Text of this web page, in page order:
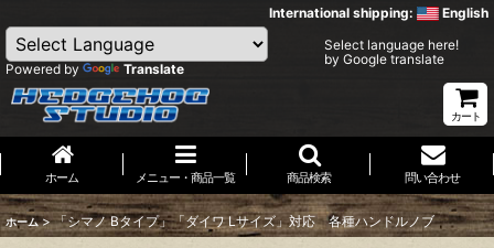
International shipping: English
Powered by Translate
Select language here!
by Google translate
カート
ホーム メニュー・商品一覧 商品検索 問い合わせ
ホーム > 「シマノ Bタイプ」「ダイワ Lサイズ」対応 各種ハンドルノブ